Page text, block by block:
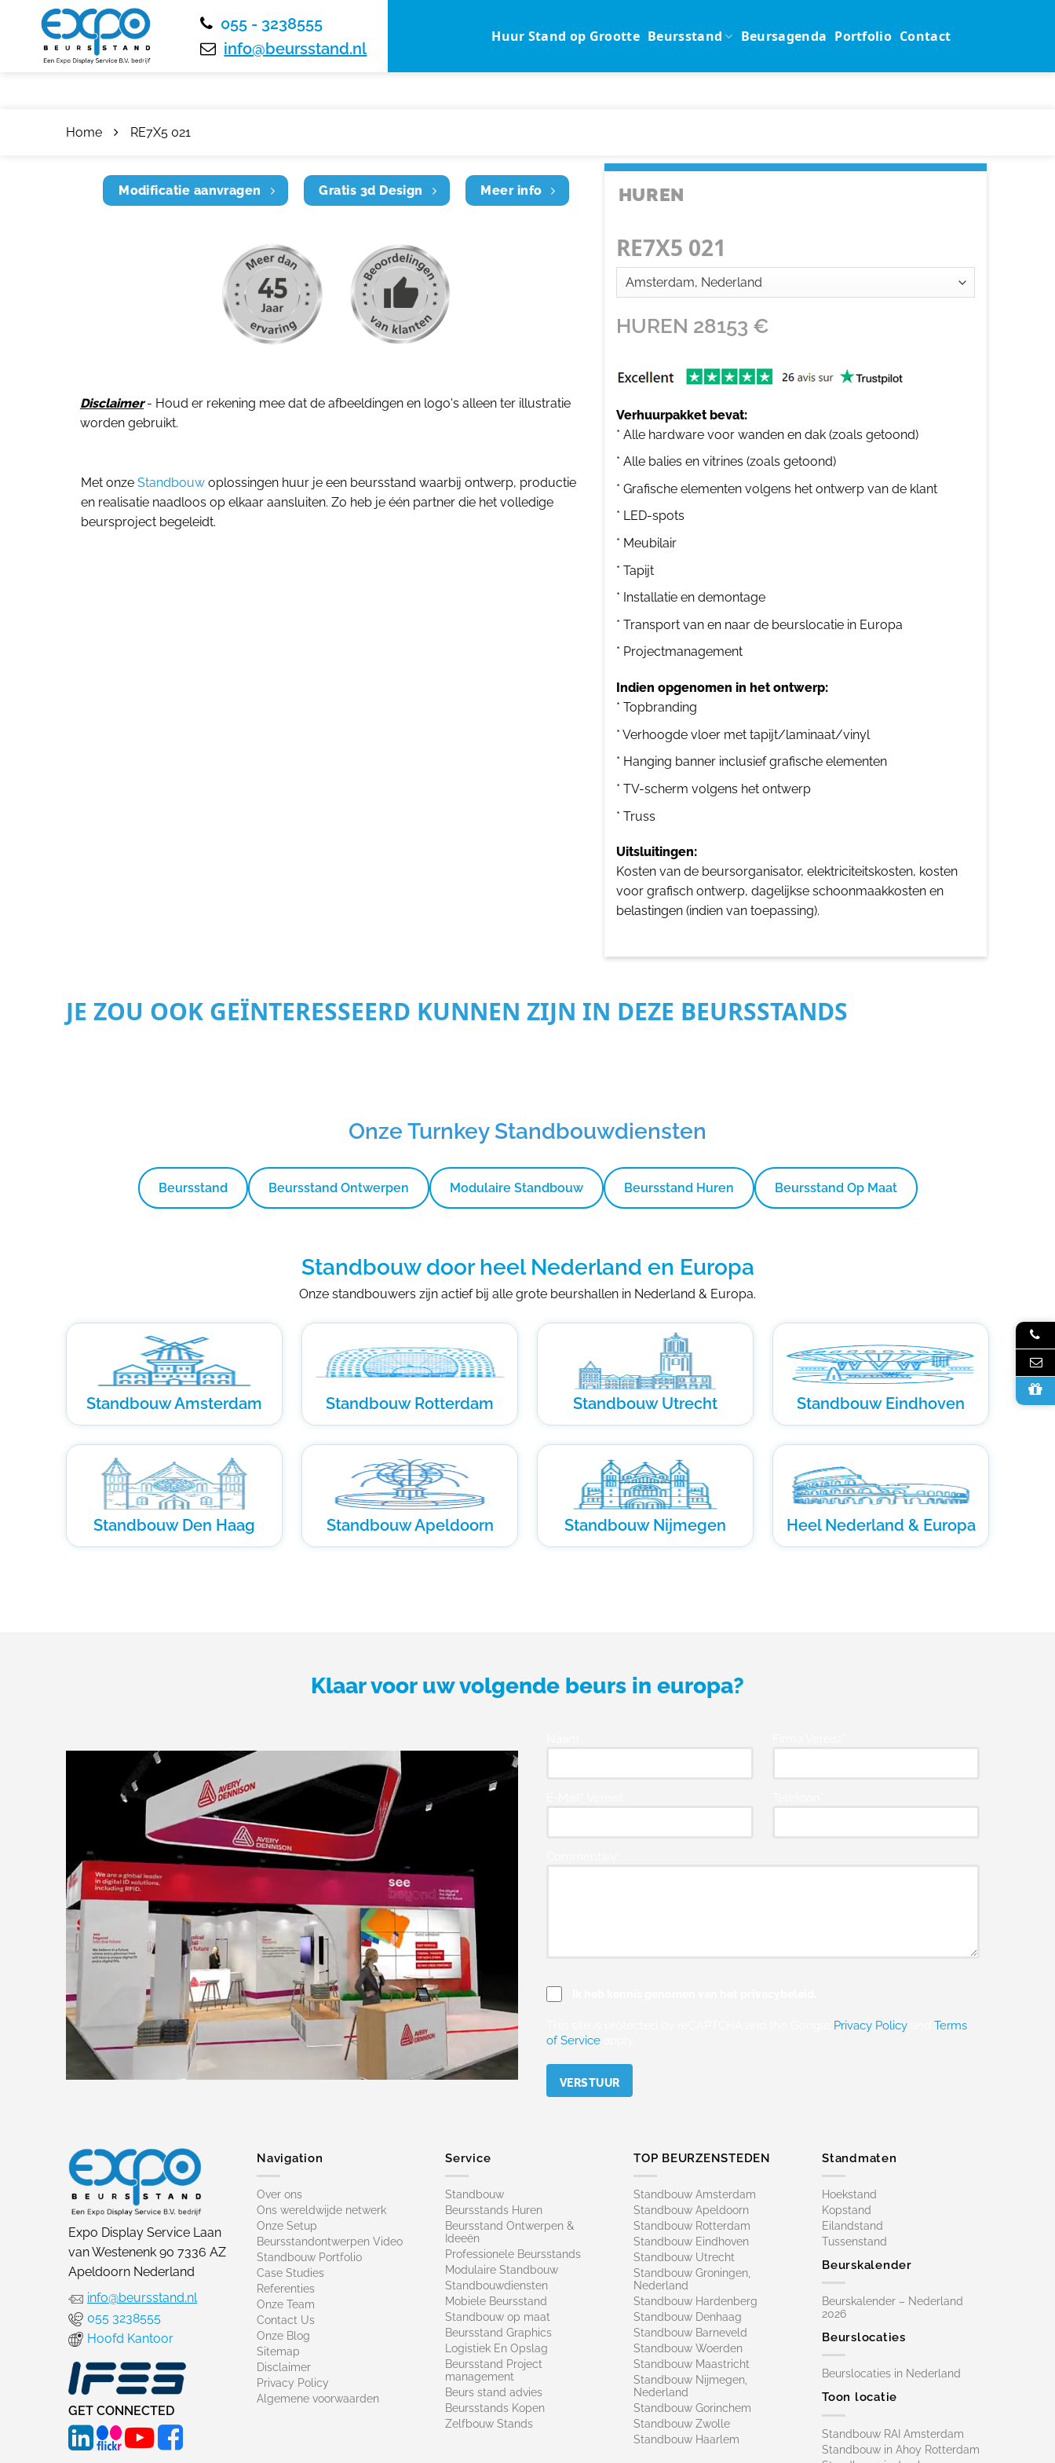
055 - 3238555
info@beursstand.nl
Huur Stand op Grootte Beursstand Beursagenda Portfolio Contact
Home RE7X5 021
Modificatie aanvragen Gratis 3d Design Meer info
Disclaimer- Houd er rekening mee dat de afbeeldingen en logo's alleen ter illustratie
worden gebruikt.
Met onze Standbouw oplossingen huur je een beursstand waarbij ontwerp, productie
en realisatie naadloos op elkaar aansluiten. Zo heb je één partner die het volledige
beursproject begeleidt.
HUREN
RE7X5 021
HUREN 28153 €
Verhuurpakket bevat:
* Alle hardware voor wanden en dak (zoals getoond)
* Alle balies en vitrines (zoals getoond)
* Grafische elementen volgens het ontwerp van de klant
* LED-spots
* Meubilair
* Tapijt
* Installatie en demontage
* Transport van en naar de beurslocatie in Europa
* Projectmanagement
Indien opgenomen in het ontwerp:
* Topbranding
* Verhoogde vloer met tapijt/laminaat/vinyl
* Hanging banner inclusief grafische elementen
* TV-scherm volgens het ontwerp
* Truss
Uitsluitingen:
Kosten van de beursorganisator, elektriciteitskosten, kosten
voor grafisch ontwerp, dagelijkse schoonmaakkosten en
belastingen (indien van toepassing).
JE ZOU OOK GEÏNTERESSEERD KUNNEN ZIJN IN DEZE BEURSSTANDS
Onze Turnkey Standbouwdiensten
Beursstand Beursstand Ontwerpen Modulaire Standbouw Beursstand Huren Beursstand Op Maat
Standbouw door heel Nederland en Europa
Onze standbouwers zijn actief bij alle grote beurshallen in Nederland & Europa.
Standbouw Amsterdam Standbouw Rotterdam Standbouw Utrecht Standbouw Eindhoven
Standbouw Den Haag Standbouw Apeldoorn Standbouw Nijmegen Heel Nederland & Europa
Klaar voor uw volgende beurs in europa?
Privacy Policy
Terms
of Service
Expo Display Service Laan
van Westenenk 90 7336 AZ
Apeldoorn Nederland
info@beursstand.nl
055 3238555
Hoofd Kantoor
GET CONNECTED
Navigation
Over ons
Ons wereldwijde netwerk
Onze Setup
Beursstandontwerpen Video
Standbouw Portfolio
Case Studies
Referenties
Onze Team
Contact Us
Onze Blog
Sitemap
Disclaimer
Privacy Policy
Algemene voorwaarden
Service
Standbouw
Beursstands Huren
Beursstand Ontwerpen &
Ideeën
Professionele Beursstands
Modulaire Standbouw
Standbouwdiensten
Mobiele Beursstand
Standbouw op maat​
Beursstand Graphics
Logistiek En Opslag
Beursstand Project
management
Beurs stand advies
Beursstands Kopen
Zelfbouw Stands
TOP BEURZENSTEDEN
Standbouw Amsterdam
Standbouw Apeldoorn
Standbouw Rotterdam
Standbouw Eindhoven
Standbouw Utrecht
Standbouw Groningen,
Nederland
Standbouw Hardenberg
Standbouw Denhaag
Standbouw Barneveld
Standbouw Woerden
Standbouw Maastricht
Standbouw Nijmegen,
Nederland
Standbouw Gorinchem
Standbouw Zwolle
Standbouw Haarlem
Standmaten
Hoekstand
Kopstand
Eilandstand
Tussenstand
Beurskalender
Beurskalender – Nederland
2026
Beurslocaties
Beurslocaties in Nederland
Toon locatie
Standbouw RAI Amsterdam
Standbouw in Ahoy Rotterdam